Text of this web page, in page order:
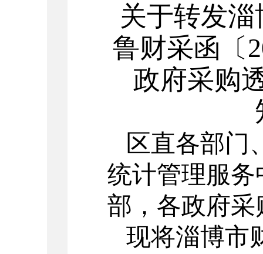
关于转发淄
鲁财采函〔
政府采购
区直各部门
统计管理服务
部，各政府
现将淄博市